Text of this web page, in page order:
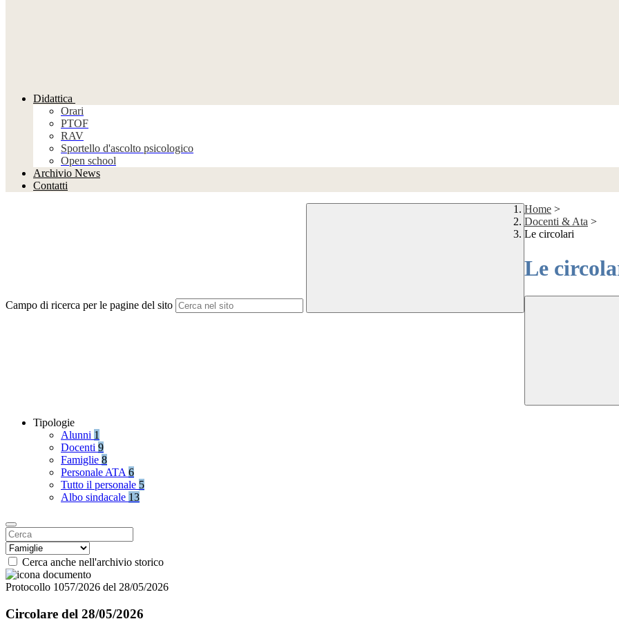
Didattica
Orari
PTOF
RAV
Sportello d'ascolto psicologico
Open school
Archivio News
Contatti
Campo di ricerca per le pagine del sito
Home >
Docenti & Ata >
Le circolari
Le
Tipologie
Alunni 1
Docenti 9
Famiglie 8
Personale ATA 6
Tutto il personale 5
Albo sindacale 13
Cerca anche nell'archivio storico
Protocollo 1057/2026 del 28/05/2026
Circolare del 28/05/2026